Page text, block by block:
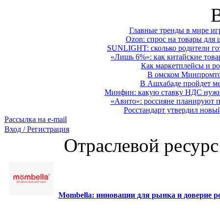
Главные тренды в мире
Ozon: спрос на товары для
SUNLIGHT: сколько родители
«Лишь 6%»: как китайские
Как маркетплейсы и
В омском
В Ашхабаде пройдет
Минфин: какую ставку НДС
«Авито»: россияне планируют
Росстандарт утвердил
Рассылка на e-mail
Вход / Регистрация
Отраслевой
Mombella: инновации для рынка и доверие